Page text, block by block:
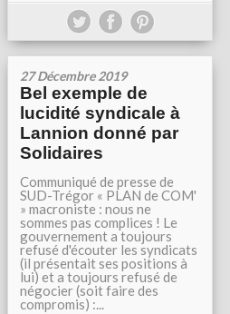
27 Décembre 2019
Bel exemple de
lucidité syndicale à
Lannion donné par
Solidaires
Communiqué de presse de
SUD-Trégor « PLAN de COM'
» macroniste : nous ne
sommes pas complices ! Le
gouvernement a toujours
refusé d'écouter les syndicats
(il présentait ses positions à
lui) et a toujours refusé de
négocier (soit faire des
compromis) :...